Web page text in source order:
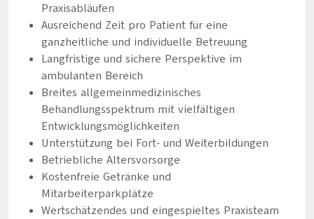
Praxisabläufen
Ausreichend Zeit pro Patient für eine
ganzheitliche und individuelle Betreuung
Langfristige und sichere Perspektive im
ambulanten Bereich
Breites allgemeinmedizinisches
Behandlungsspektrum mit vielfältigen
Entwicklungsmöglichkeiten
Unterstützung bei Fort- und Weiterbildungen
Betriebliche Altersvorsorge
Kostenfreie Getränke und
Mitarbeiterparkplätze
Wertschätzendes und eingespieltes Praxisteam